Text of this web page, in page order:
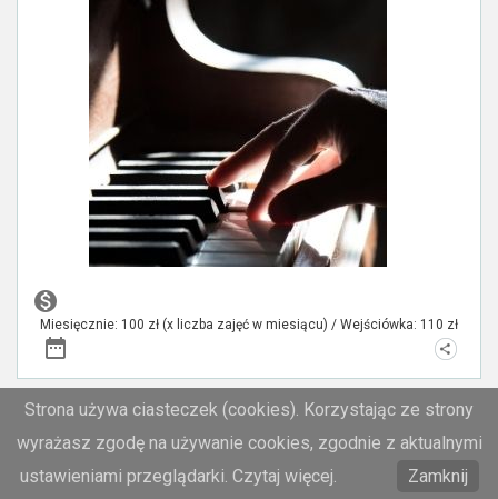
Miesięcznie: 100 zł (x liczba zajęć w miesiącu) / Wejściówka: 110 zł
GO4Robot – robotyka dla dzieci
Zajęcia grupowe programowania i budowy robotów oferują
grupy dla uczestników w różnym wieku.
Strona używa ciasteczek (cookies). Korzystając ze strony
wyrażasz zgodę na używanie cookies, zgodnie z aktualnymi
ustawieniami przeglądarki. Czytaj więcej.
Zamknij